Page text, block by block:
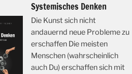
Systemisches Denken
Die Kunst sich nicht
andauernd neue Probleme zu
erschaffen Die meisten
Menschen (wahrscheinlich
auch Du) erschaffen sich mit